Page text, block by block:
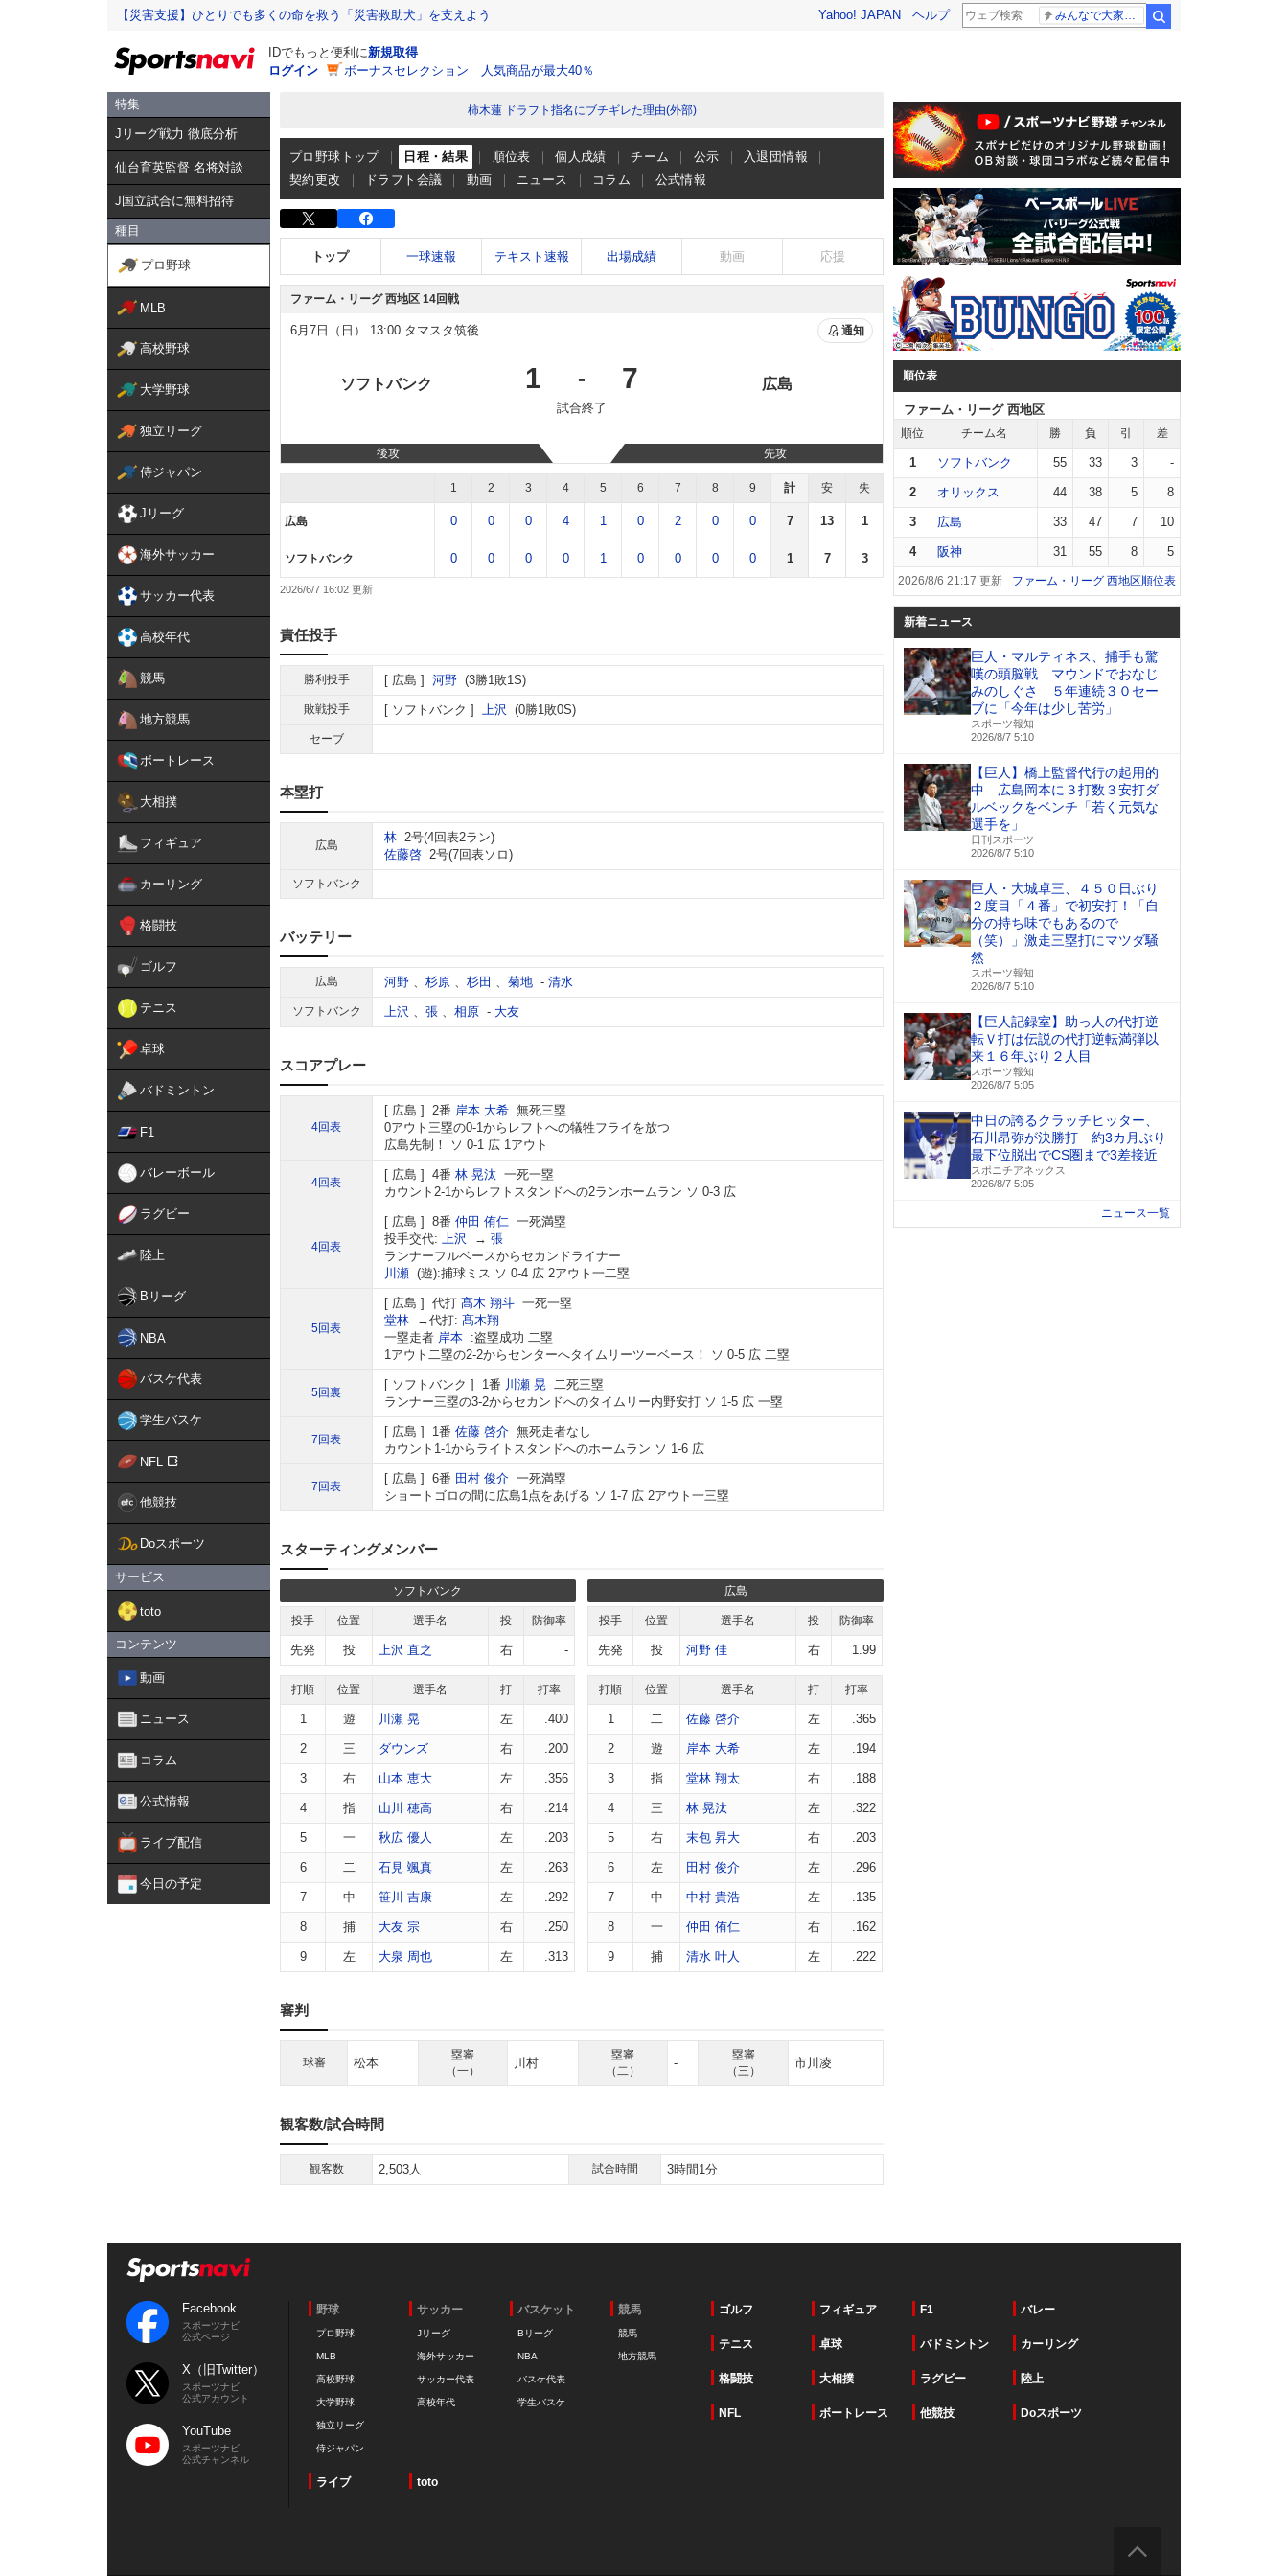
【災害支援】ひとりでも多くの命を救う「災害救助犬」を支えよう Yahoo! JAPAN ヘルプ
IDでもっと便利に新規取得
ログイン
ボーナスセレクション 人気商品が最大40％
特集
Jリーグ戦力 徹底分析
仙台育英監督 名将対談
J国立試合に無料招待
種目
プロ野球
MLB
高校野球
大学野球
独立リーグ
侍ジャパン
Jリーグ
海外サッカー
サッカー代表
高校年代
競馬
地方競馬
ボートレース
大相撲
フィギュア
カーリング
格闘技
ゴルフ
テニス
卓球
バドミントン
F1
バレーボール
ラグビー
陸上
Bリーグ
NBA
バスケ代表
学生バスケ
NFL
他競技
Doスポーツ
サービス
toto
コンテンツ
動画
ニュース
コラム
公式情報
ライブ配信
今日の予定
柿木蓮 ドラフト指名にブチギレた理由(外部)
プロ野球トップ 日程・結果 順位表 個人成績 チーム 公示
入退団情報
契約更改
ドラフト会議 動画 ニュース コラム 公式情報
トップ 一球速報 テキスト速報 出場成績 動画 応援
ファーム・リーグ 西地区 14回戦
6月7日（日） 13:00 タマスタ筑後 通知
ソフトバンク 1 - 7
試合終了
広島
後攻 先攻
1 2 3 4 5 6 7 8 9 計 安 失
広島 0 0 0 4 1 0 2 0 0 7 13 1
ソフトバンク 0 0 0 0 1 0 0 0 0 1 7 3
2026/6/7 16:02
責任投手
勝利投手 広島 河野 (3勝1敗1S)
敗戦投手 ソフトバンク 上沢 (0勝1敗0S)
セーブ
本塁打
広島
林 2号(4回表2ラン)
佐藤啓 2号(7回表ソロ)
ソフトバンク
バッテリー
広島 河野 、 杉原 、 杉田 、 菊地 - 清水
ソフトバンク 上沢 、 張 、 相原 - 大友
スコアプレー
4回表
広島 2番 岸本 大希 無死三塁
0アウト三塁の0-1からレフトへの犠牲フライを放つ
広島先制！ ソ 0-1 広 1アウト
4回表
広島 4番 林 晃汰 一死一塁
カウント2-1からレフトスタンドへの2ランホームラン ソ 0-3 広
4回表
広島 8番 仲田 侑仁 一死満塁
投手交代: 上沢 → 張
ランナーフルベースからセカンドライナー
川瀬 (遊):捕球ミス ソ 0-4 広 2アウト一二塁
5回表
広島 代打 髙木 翔斗 一死一塁
堂林
→代打: 髙木翔
一塁走者 岸本 :盗塁成功 二塁
1アウト二塁の2-2からセンターへタイムリーツーベース！ ソ 0-5 広 二塁
5回裏
ソフトバンク 1番 川瀬 晃 二死三塁
ランナー三塁の3-2からセカンドへのタイムリー内野安打 ソ 1-5 広 一塁
7回表
広島 1番 佐藤 啓介 無死走者なし
カウント1-1からライトスタンドへのホームラン ソ 1-6 広
7回表
広島 6番 田村 俊介 一死満塁
ショートゴロの間に広島1点をあげる ソ 1-7 広 2アウト一三塁
スターティングメンバー
ソフトバンク
投手 位置 選手名 投 防御率
先発 投 上沢 直之 右 -
打順 位置 選手名 打 打率
1 遊 川瀬 晃 左 .400
2 三 ダウンズ 右 .200
3 右 山本 恵大 左 .356
4 指 山川 穂高 右 .214
5 一 秋広 優人 左 .203
6 二 石見 颯真 左 .263
7 中 笹川 吉康 左 .292
8 捕 大友 宗 右 .250
9 左 大泉 周也 左 .313
広島
投手 位置 選手名 投 防御率
先発 投 河野 佳 右 1.99
打順 位置 選手名 打 打率
1 二 佐藤 啓介 左 .365
2 遊 岸本 大希 左 .194
3 指 堂林 翔太 右 .188
4 三 林 晃汰 左 .322
5 右 末包 昇大 右 .203
6 左 田村 俊介 左 .296
7 中 中村 貴浩 左 .135
8 一 仲田 侑仁 右 .162
9 捕 清水 叶人 左 .222
審判
球審 松本
塁審
（一）
川村
塁審
（二）
-
塁審
（三）
市川凌
観客数/試合時間
観客数 2,503人 試合時間 3時間1分
順位表
ファーム・リーグ 西地区
順位 チーム名 勝 負 引 差
1 ソフトバンク 55 33 3 -
2 オリックス 44 38 5 8
3 広島 33 47 7 10
4 阪神 31 55 8 5
2026/8/6 21:17 更新 ファーム・リーグ 西地区順位表
新着ニュース
巨人・マルティネス、捕手も驚
嘆の頭脳戦 マウンドでおなじ
みのしぐさ ５年連続３０セー
ブに「今年は少し苦労」
スポーツ報知
2026/8/7 5:10
【巨人】橋上監督代行の起用的
中 広島岡本に３打数３安打ダ
ルベックをベンチ「若く元気な
選手を」
日刊スポーツ
2026/8/7 5:10
巨人・大城卓三、４５０日ぶり
２度目「４番」で初安打！「自
分の持ち味でもあるので
（笑）」激走三塁打にマツダ騒
然
スポーツ報知
2026/8/7 5:10
【巨人記録室】助っ人の代打逆
転Ｖ打は伝説の代打逆転満弾以
来１６年ぶり２人目
スポーツ報知
2026/8/7 5:05
中日の誇るクラッチヒッター、
石川昂弥が決勝打 約3カ月ぶり
最下位脱出でCS圏まで3差接近
スポニチアネックス
2026/8/7 5:05
ニュース一覧
Facebook
スポーツナビ
公式ページ
X（旧Twitter）
スポーツナビ
公式アカウント
YouTube
スポーツナビ
公式チャンネル
野球
プロ野球
MLB
高校野球
大学野球
独立リーグ
侍ジャパン
サッカー
Jリーグ
海外サッカー
サッカー代表
高校年代
バスケット
Bリーグ
NBA
バスケ代表
学生バスケ
競馬
競馬
地方競馬
ゴルフ フィギュア F1 バレー
テニス 卓球 バドミントン カーリング
格闘技 大相撲 ラグビー 陸上
NFL ボートレース 他競技 Doスポーツ
ライブ toto